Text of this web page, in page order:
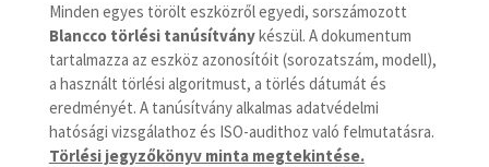
Minden egyes törölt eszközről egyedi, sorszámozott
Blancco törlési tanúsítványkészül. A dokumentum
tartalmazza az eszköz azonosítóit (sorozatszám, modell),
a használt törlési algoritmust, a törlés dátumát és
eredményét. A tanúsítvány alkalmas adatvédelmi
hatósági vizsgálathoz és ISO-audithoz való felmutatásra.
Törlési jegyzőkönyv minta megtekintése.